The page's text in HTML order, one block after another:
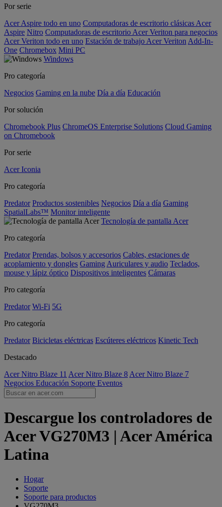
Por serie
Acer Aspire todo en uno Computadoras de escritorio clásicas Acer
Aspire Nitro Computadoras de escritorio Acer Veriton para negocios
Acer Veriton todo en uno Estación de trabajo Acer Veriton Add-In-
One Chromebox Mini PC
Windows
Pro categoría
Negocios Gaming en la nube Día a día Educación
Por solución
Chromebook Plus ChromeOS Enterprise Solutions Cloud Gaming
on Chromebook
Por serie
Acer Iconia
Pro categoría
Predator Productos sostenibles Negocios Día a día Gaming
SpatialLabs™ Monitor inteligente
Tecnología de pantalla Acer
Pro categoría
Predator Prendas, bolsos y accesorios Cables, estaciones de
acoplamiento y dongles Gaming Auriculares y audio Teclados,
mouse y lápiz óptico Dispositivos inteligentes Cámaras
Pro categoría
Predator Wi-Fi 5G
Pro categoría
Predator Bicicletas eléctricas Escúteres eléctricos Kinetic Tech
Destacado
Acer Nitro Blaze 11 Acer Nitro Blaze 8 Acer Nitro Blaze 7
Negocios Educación Soporte Eventos
Descargue los controladores de
Acer VG270M3 | Acer América
Latina
Hogar
Soporte
Soporte para productos